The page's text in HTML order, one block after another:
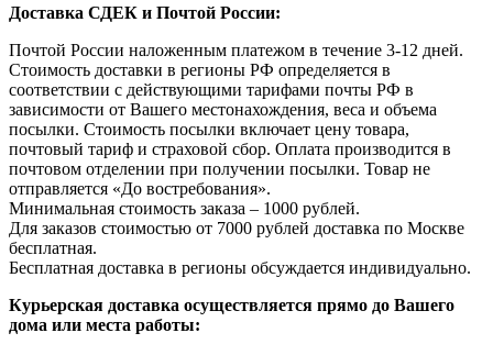
Доставка СДЕК и Почтой России:
Почтой России наложенным платежом в течение 3-12 дней.
Стоимость доставки в регионы РФ определяется в
соответствии с действующими тарифами почты РФ в
зависимости от Вашего местонахождения, веса и объема
посылки. Стоимость посылки включает цену товара,
почтовый тариф и страховой сбор. Оплата производится в
почтовом отделении при получении посылки. Товар не
отправляется «До востребования».
Минимальная стоимость заказа – 1000 рублей.
Для заказов стоимостью от 7000 рублей доставка по Москве
бесплатная.
Бесплатная доставка в регионы обсуждается индивидуально.
Курьерская доставка осуществляется прямо до Вашего
дома или места работы: